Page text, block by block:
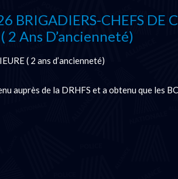
BRIGADIERS-CHEFS DE
2 Ans D’ancienneté)
( 2 ans d’ancienneté)
auprès de la DRHFS et a obtenu que les